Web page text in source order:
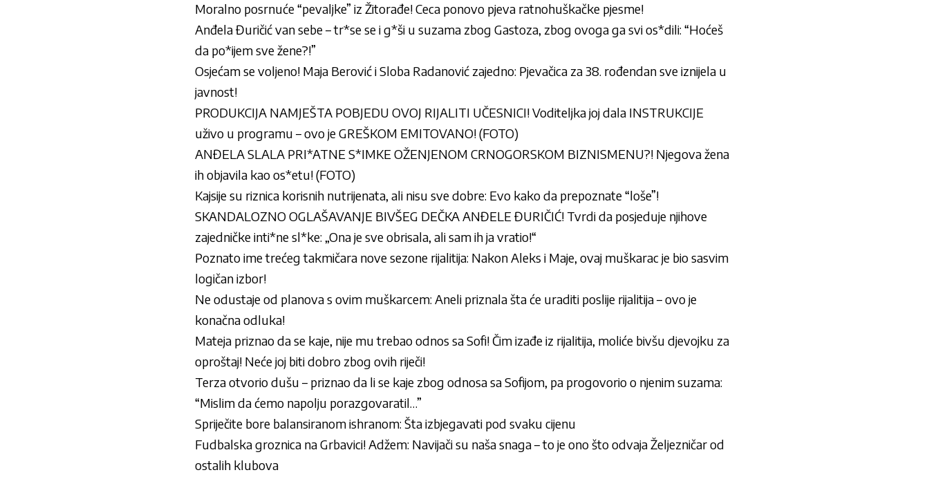
Moralno posrnuće “pevaljke” iz Žitorađe! Ceca ponovo pjeva ratnohuškačke pjesme!
Anđela Đuričić van sebe – tr*se se i g*ši u suzama zbog Gastoza, zbog ovoga ga svi os*dili: “Hoćeš
da po*ijem sve žene?!”
Osjećam se voljeno! Maja Berović i Sloba Radanović zajedno: Pjevačica za 38. rođendan sve iznijela u
javnost!
PRODUKCIJA NAMJEŠTA POBJEDU OVOJ RIJALITI UČESNICI! Voditeljka joj dala INSTRUKCIJE
uživo u programu – ovo je GREŠKOM EMITOVANO! (FOTO)
ANĐELA SLALA PRI*ATNE S*IMKE OŽENJENOM CRNOGORSKOM BIZNISMENU?! Njegova žena
ih objavila kao os*etu! (FOTO)
Kajsije su riznica korisnih nutrijenata, ali nisu sve dobre: Evo kako da prepoznate “loše”!
SKANDALOZNO OGLAŠAVANJE BIVŠEG DEČKA ANĐELE ĐURIČIĆ! Tvrdi da posjeduje njihove
zajedničke inti*ne sl*ke: „Ona je sve obrisala, ali sam ih ja vratio!“
Poznato ime trećeg takmičara nove sezone rijalitija: Nakon Aleks i Maje, ovaj muškarac je bio sasvim
logičan izbor!
Ne odustaje od planova s ovim muškarcem: Aneli priznala šta će uraditi poslije rijalitija – ovo je
konačna odluka!
Mateja priznao da se kaje, nije mu trebao odnos sa Sofi! Čim izađe iz rijalitija, moliće bivšu djevojku za
oproštaj! Neće joj biti dobro zbog ovih riječi!
Terza otvorio dušu – priznao da li se kaje zbog odnosa sa Sofijom, pa progovorio o njenim suzama:
“Mislim da ćemo napolju porazgovaratil…”
Spriječite bore balansiranom ishranom: Šta izbjegavati pod svaku cijenu
Fudbalska groznica na Grbavici! Adžem: Navijači su naša snaga – to je ono što odvaja Željezničar od
ostalih klubova